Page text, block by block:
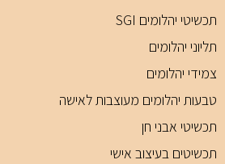
תכשיטי יהלומים SGI
תליוני יהלומים
צמידי יהלומים
טבעות יהלומים מעוצבות לאישה
תכשיטי אבני חן
תכשיטים בעיצוב אישי